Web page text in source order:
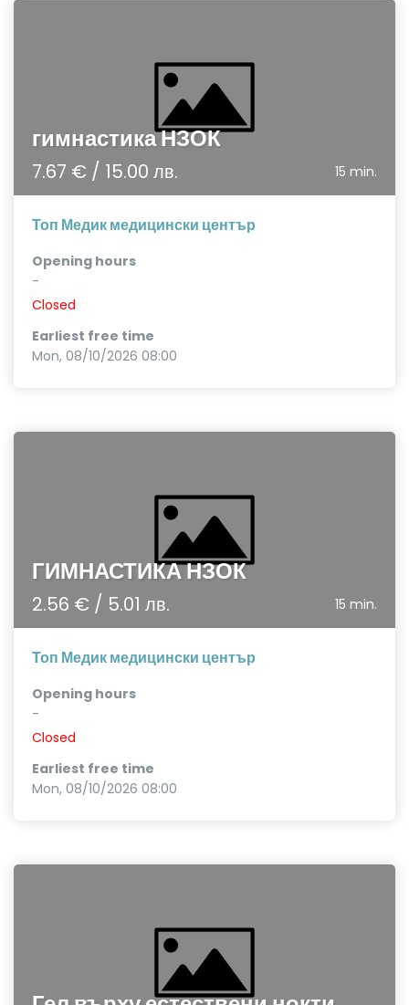
гимнастика НЗОК
7.67 € / 15.00 лв. 15 min.
Топ Медик медицински център
Opening hours
-
Closed
Earliest free time
Mon, 08/10/2026 08:00
ГИМНАСТИКА НЗОК
2.56 € / 5.01 лв. 15 min.
Топ Медик медицински център
Opening hours
-
Closed
Earliest free time
Mon, 08/10/2026 08:00